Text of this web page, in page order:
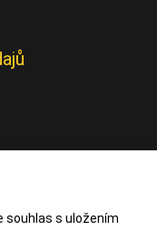
souhlas s uložením